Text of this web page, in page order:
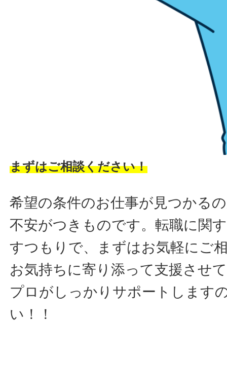
まずはご相談ください！
希望の条件のお仕事が見つかる
不安がつきものです。転職に関
すつもりで、まずはお気軽にご
お気持ちに寄り添って支援させ
プロがしっかりサポートします
い！！